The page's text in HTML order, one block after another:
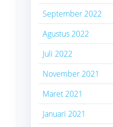
September 2022
Agustus 2022
Juli 2022
November 2021
Maret 2021
Januari 2021